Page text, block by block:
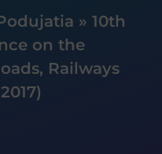
» 10th
on the
Railways